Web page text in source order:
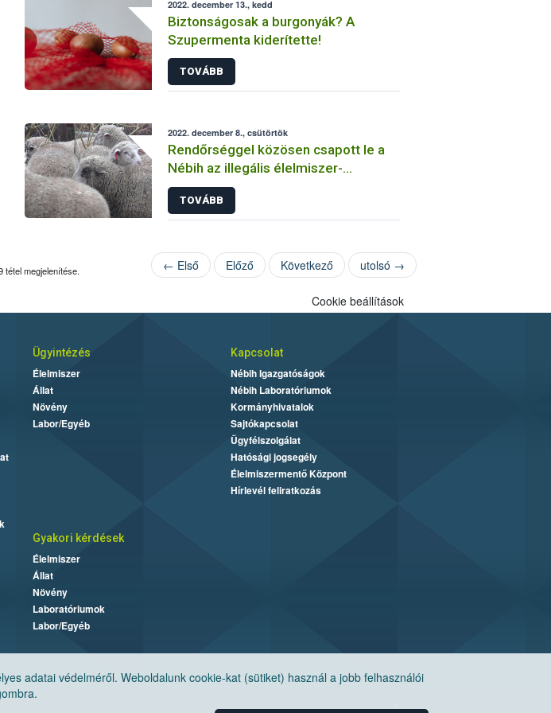
2022. december 13., kedd
Biztonságosak a burgonyák? A
Szupermenta kiderítette!
TOVÁBB
2022. december 8., csütörtök
Rendőrséggel közösen csapott le a
Nébih az illegális élelmiszer-
előállítóra
TOVÁBB
tétel megjelenítése. ← Első Előző Következő utolsó →
adatai védelméről. Weboldalunk cookie-kat (sütiket) használ a jobb felhasználói
Cookie beállítások
Ügyintézés
Élelmiszer
Állat
Növény
Labor/Egyéb
Kapcsolat
Nébih Igazgatóságok
Nébih Laboratóriumok
Kormányhivatalok
Sajtókapcsolat
Ügyfélszolgálat
Hatósági jogsegély
Élelmiszermentő Központ
Hírlevél feliratkozás
Gyakori kérdések
Élelmiszer
Állat
Növény
Laboratóriumok
Labor/Egyéb